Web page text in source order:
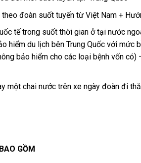
đoàn suốt tuyến từ Việt Nam +
tế trong suốt thời gian ở tại nước
hiểm du lịch bên Trung Quốc với
bảo hiểm cho các loại bệnh vốn
một chai nước trên xe ngày đoàn đi
GỒM